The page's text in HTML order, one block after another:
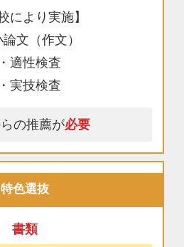
により実施】
論文（作文）
・適性検査
・実技検査
の推薦が必要
特色選抜
書類